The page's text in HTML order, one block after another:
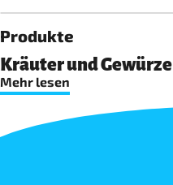
Produkte
Kräuter und Gewürze
Mehr lesen